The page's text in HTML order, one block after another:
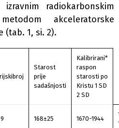
radiokarbonskim
akceleratorske
(tab. 1, si. 2).
Starost
prije
sadašnjosti
Kalibrirani*
raspon
starosti po
Kristu 1 SD
2 SD
168±25 1670-1944